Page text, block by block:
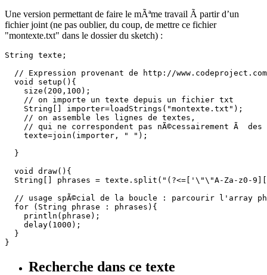
Une version permettant de faire le mÃªme travail Ã partir d’un
fichier joint (ne pas oublier, du coup, de mettre ce fichier
"montexte.txt" dans le dossier du sketch) :
String texte;
// Expression provenant de http://
  void setup(){
    size(200,100);
    // on importe un texte depuis un fichier txt
    String[] importer=loadStrings("montexte.txt");
    // on assemble les lignes de textes,
// qui ne correspondent pas nÃ©cessairement Ã  des
    texte=join(importer, " ");
  }
  void draw(){
String[] phrases = texte.split("(?<=['\"\"A-Za-z0-
// usage spÃ©cial de la boucle : parcourir l'array
  for (String phrase : phrases){
    println(phrase);
    delay(1000);
  }
}
Recherche dans ce texte